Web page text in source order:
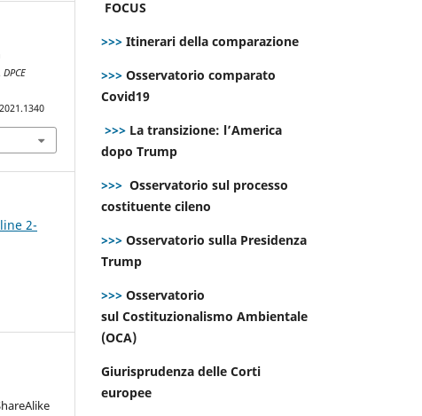
DPCE
2-
FOCUS
>>> Itinerari della comparazione
>>> Osservatorio comparato
Covid19
>>> La transizione: l’America
dopo Trump
>>> Osservatorio sul processo
costituente cileno
>>> Osservatorio sulla Presidenza
Trump
>>> Osservatorio
sul Costituzionalismo Ambientale
(OCA)
Giurisprudenza delle Corti
europee